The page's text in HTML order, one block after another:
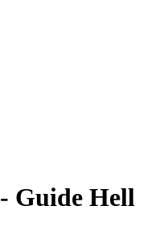
- Guide Hell